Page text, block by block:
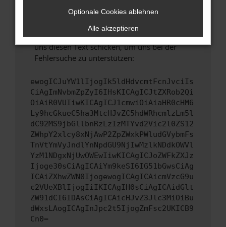
Wenn du alle oben genannten Schritte versucht
hast, kontaktiere uns bitte. Wir werden
versuchen, das Problem zu beheben. Du kannst
uns diesen Text schicken, um uns bei der
Fehlersuche zu unterstützen:
ewogICJuYW1lIjogIk5ldHdvcmtFcnJvciIs
CiAgImNvbmZpZyI6IHsKICAgICJtZXRob2Qi
OiAiR0VUIiwKICAgICJ1cmwiOiAiaHR0cHM6
Ly9hcGkueC5ha3MtcHJvZC5hdWRhcmlzLm5l
dC92MS9jbGllbnRzLzIzMTYvd2Vic2l0ZS12
ZWhpY2xlcy8xNjAwP2ZpZWxkPWludGVybmFs
TnVtYmVyJndlYnNpdGU9NjIwMzlkNDdkOWVl
YzM1NDgxNjUwOWEwIiwKICAgICJoZWFkZXJz
Ijoge30sCiAgICAiYm9keSI6IG51bGwsCiAg
ICAiZXhwZWN0IjogewogICAgICAicmVzcG9u
c2VUeXBlIjogIiIKICAgIH0sCiAgICAidGlt
ZW91dCI6IDAsCiAgICAicHJvZ3Jlc3MiOiBu
dWxsLAogICAgInJpc2t5IjogZmFsc2UKICB9
Cn0=
Optionale Cookies ablehnen
Alle akzeptieren